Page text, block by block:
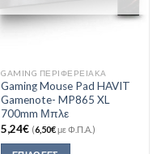
GAMING ΠΕΡΙΦΕΡΕΙΑΚΑ
Gaming Mouse Pad HAVIT
Gamenote- MP865 XL
700mm Μπλε
5,24€ (6,50€με Φ.Π.Α.)